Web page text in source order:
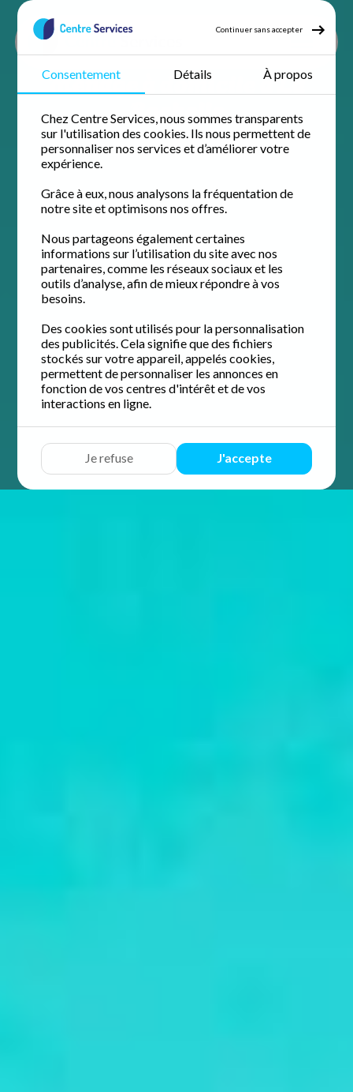
Continuer sans accepter
Consentement Détails À propos
Chez Centre Services, nous sommes transparents
sur l'utilisation des cookies. Ils nous permettent de
personnaliser nos services et d’améliorer votre
expérience.
Grâce à eux, nous analysons la fréquentation de
notre site et optimisons nos offres.
Nous partageons également certaines
informations sur l’utilisation du site avec nos
partenaires, comme les réseaux sociaux et les
outils d’analyse, afin de mieux répondre à vos
besoins.
Des cookies sont utilisés pour la personnalisation
des publicités. Cela signifie que des fichiers
stockés sur votre appareil, appelés cookies,
permettent de personnaliser les annonces en
fonction de vos centres d'intérêt et de vos
interactions en ligne.
Je refuse J'accepte
Ménage à domicile à La
Rochelle